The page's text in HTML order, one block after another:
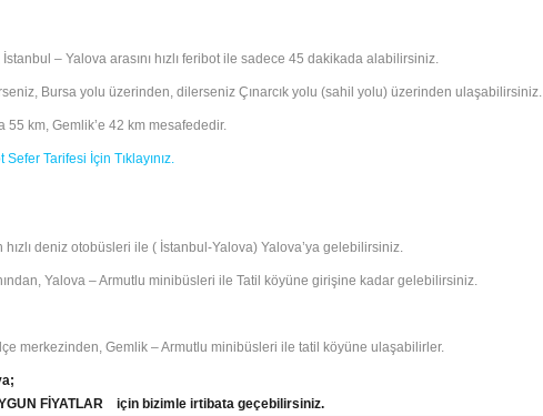
– Yalova arasını hızlı feribot ile sadece 45 dakikada alabilirsiniz.
Bursa yolu üzerinden, dilerseniz Çınarcık yolu (sahil yolu) üzerinden ulaşabilirsiniz.
55 km, Gemlik’e 42 km mesafededir.
Sefer Tarifesi İçin Tıklayınız.
deniz otobüsleri ile ( İstanbul-Yalova) Yalova’ya gelebilirsiniz.
Yalova – Armutlu minibüsleri ile Tatil köyüne girişine kadar gelebilirsiniz.
merkezinden, Gemlik – Armutlu minibüsleri ile tatil köyüne ulaşabilirler.
FİYATLAR için bizimle irtibata geçebilirsiniz.